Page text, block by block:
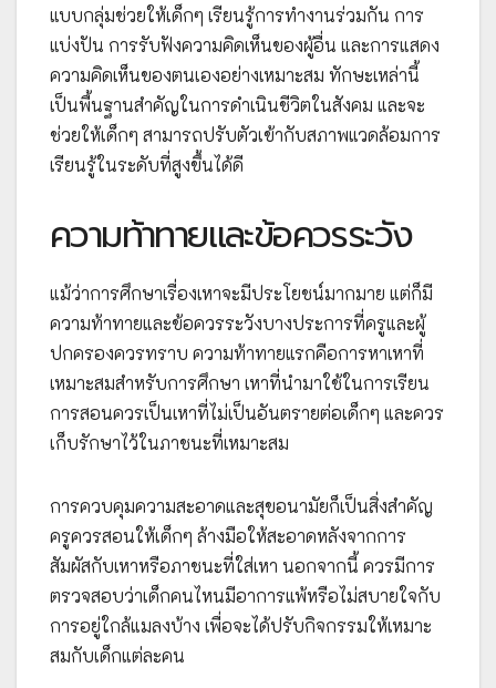
แบบกลุ่มช่วยให้เด็กๆ เรียนรู้การทำงานร่วมกัน การ
แบ่งปัน การรับฟังความคิดเห็นของผู้อื่น และการแสดง
ความคิดเห็นของตนเองอย่างเหมาะสม ทักษะเหล่านี้
เป็นพื้นฐานสำคัญในการดำเนินชีวิตในสังคม และจะ
ช่วยให้เด็กๆ สามารถปรับตัวเข้ากับสภาพแวดล้อมการ
เรียนรู้ในระดับที่สูงขึ้นได้ดี
ความท้าทายและข้อควรระวัง
แม้ว่าการศึกษาเรื่องเหาจะมีประโยชน์มากมาย แต่ก็มี
ความท้าทายและข้อควรระวังบางประการที่ครูและผู้
ปกครองควรทราบ ความท้าทายแรกคือการหาเหาที่
เหมาะสมสำหรับการศึกษา เหาที่นำมาใช้ในการเรียน
การสอนควรเป็นเหาที่ไม่เป็นอันตรายต่อเด็กๆ และควร
เก็บรักษาไว้ในภาชนะที่เหมาะสม
การควบคุมความสะอาดและสุขอนามัยก็เป็นสิ่งสำคัญ
ครูควรสอนให้เด็กๆ ล้างมือให้สะอาดหลังจากการ
สัมผัสกับเหาหรือภาชนะที่ใส่เหา นอกจากนี้ ควรมีการ
ตรวจสอบว่าเด็กคนไหนมีอาการแพ้หรือไม่สบายใจกับ
การอยู่ใกล้แมลงบ้าง เพื่อจะได้ปรับกิจกรรมให้เหมาะ
สมกับเด็กแต่ละคน